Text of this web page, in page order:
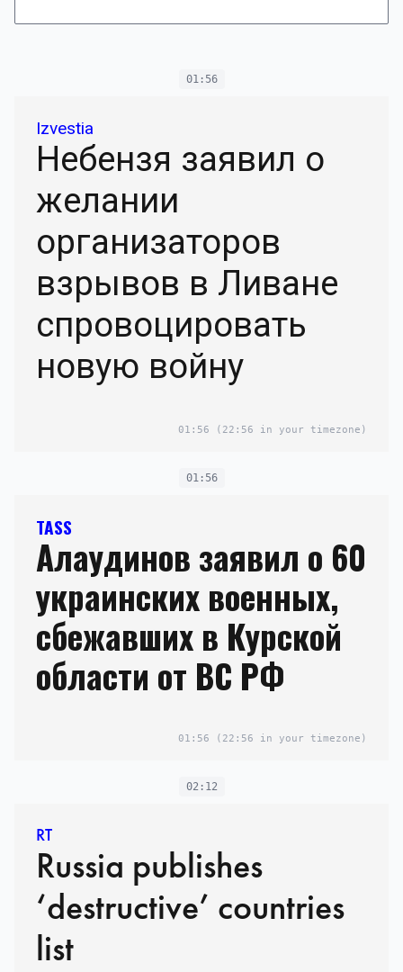
01:56
Izvestia
Небензя заявил о
желании
организаторов
взрывов в Ливане
спровоцировать
новую войну
01:56 (22:56 in your timezone)
01:56
TASS
Алаудинов заявил о 60
украинских военных,
сбежавших в Курской
области от ВС РФ
01:56 (22:56 in your timezone)
02:12
RT
Russia publishes
‘destructive’ countries
list